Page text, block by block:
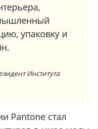
упаковку и
Института
Pantone стал